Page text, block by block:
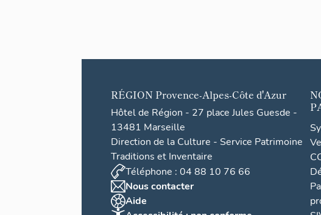
RÉGION Provence-Alpes-Côte d'Azur
Hôtel de Région - 27 place Jules Guesde -
13481 Marseille
Direction de la Culture - Service Patrimoine
Traditions et Inventaire
Téléphone : 04 88 10 76 66
Nous contacter
Aide